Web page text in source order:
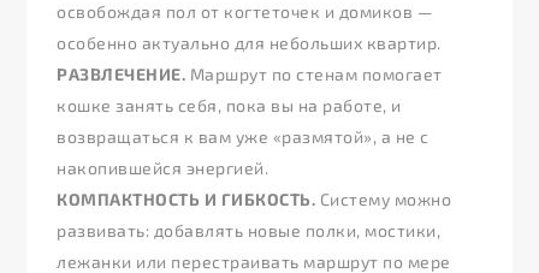
освобождая пол от когтеточек и домиков —
особенно актуально для небольших квартир.
РАЗВЛЕЧЕНИЕ. Маршрут по стенам помогает
кошке занять себя, пока вы на работе, и
возвращаться к вам уже «размятой», а не с
накопившейся энергией.
КОМПАКТНОСТЬ И ГИБКОСТЬ. Систему можно
развивать: добавлять новые полки, мостики,
лежанки или перестраивать маршрут по мере